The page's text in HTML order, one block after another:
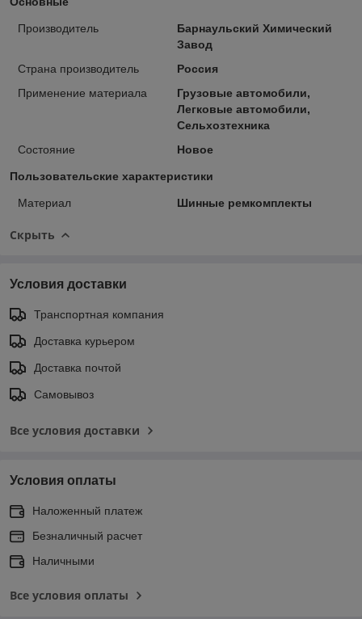
Производитель
Барнаульский Химический
Завод
Страна производитель
Россия
Применение материала
Грузовые автомобили,
Легковые автомобили,
Сельхозтехника
Состояние
Новое
Пользовательские характеристики
Материал Шинные ремкомплекты
Скрыть
Условия доставки
Транспортная компания
Доставка курьером
Доставка почтой
Самовывоз
Все условия доставки
Условия оплаты
Наложенный платеж
Безналичный расчет
Наличными
Все условия оплаты